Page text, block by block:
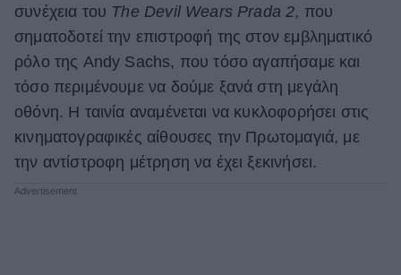
συνέχεια του The Devil Wears Prada 2, που
σηματοδοτεί την επιστροφή της στον εμβληματικό
ρόλο της Andy Sachs, που τόσο αγαπήσαμε και
τόσο περιμένουμε να δούμε ξανά στη μεγάλη
οθόνη. Η ταινία αναμένεται να κυκλοφορήσει στις
κινηματογραφικές αίθουσες την Πρωτομαγιά, με
την αντίστροφη μέτρηση να έχει ξεκινήσει.